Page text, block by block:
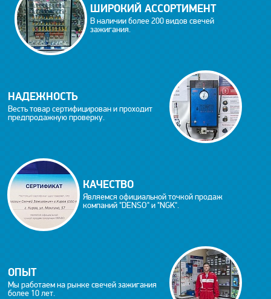
ШИРОКИЙ АССОРТИМЕНТ
В наличии более 200 видов свечей
зажигания.
НАДЕЖНОСТЬ
Весть товар сертифицирован и проходит
предпродажную проверку.
КАЧЕСТВО
Являемся официальной точкой продаж
компаний "DENSO" и "NGK".
ОПЫТ
Мы работаем на рынке свечей зажигания
более 10 лет.